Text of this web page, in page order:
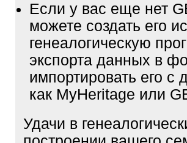
Если у вас еще нет
можете создать его
генеалогическую
экспорта данных в
импортировать его с
как MyHeritage или
Удачи в